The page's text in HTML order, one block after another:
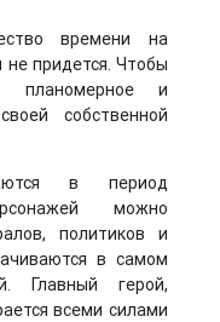
времени на
придется. Чтобы
планомерное и
собственной
в период
можно
политиков и
в самом
Главный герой,
всеми силами